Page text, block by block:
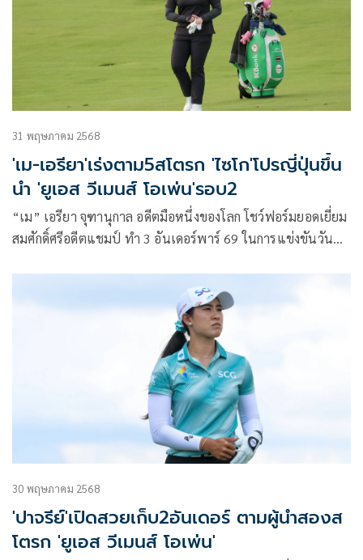
นอยมันน์ ที่เคยคว้าแชมป์รายการนี้มาแล้ว
31 พฤษภาคม 2568
'เม-เอรียา'เร่งตาม5สโตรก 'ไซโก'โปรญี่ปุ่นขึ้น
นำ 'ยูเอส วีเมนส์ โอเพ่น'รอบ2
“เม” เอรียา จุฑานุกาล อดีตมือหนึ่งของโลก โชว์ฟอร์มยอดเยี่ยม
สมศักดิ์ศรีอดีตแชมป์ ทำ 3 อันเดอร์พาร์ 69 ในการแข่งขันวันที่
พฤษภาคม 2568 ทำให้สกอร์รวมสองวันอยู่ที่ 3 อันเดอร์พาร์
141 ขยับขึ้นรั้งอันดับ 12 ร่วม ตามหลังผู้นำ มาโอ ไซโก โปรสาว
ชาวญี่ปุ่น อยู่ 5 สโตรก ขณะที่การแข่งขันในรอบสองต้องหยุด
ชะงักชั่วคราวเนื่องจากสภาพอากาศไม่เอื้ออำนวย โดยยังมีนัก
กอล์ฟอีก 11 คนที่ต้องกลับมาแข่งต่อในเช้าวันเสาร์
30 พฤษภาคม 2568
'ปาจรีย์'เปิดสวยเก็บ2อันเดอร์ ตามผู้นำสองส
โตรก 'ยูเอส วีเมนส์ โอเพ่น'